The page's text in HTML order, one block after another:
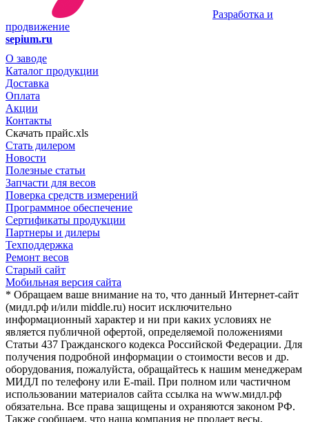
Разработка и
продвижение
sepium.ru
О заводе
Каталог продукции
Доставка
Оплата
Акции
Контакты
Скачать прайс.xls
Стать дилером
Новости
Полезные статьи
Запчасти для весов
Поверка средств измерений
Программное обеспечение
Сертификаты продукции
Партнеры и дилеры
Техподдержка
Ремонт весов
Старый сайт
Мобильная версия сайта
* Обращаем ваше внимание на то, что данный Интернет-сайт
(мидл.рф и/или middle.ru) носит исключительно
информационный характер и ни при каких условиях не
является публичной офертой, определяемой положениями
Статьи 437 Гражданского кодекса Российской Федерации. Для
получения подробной информации о стоимости весов и др.
оборудования, пожалуйста, обращайтесь к нашим менеджерам
МИДЛ по телефону или E-mail. При полном или частичном
использовании материалов сайта ссылка на www.мидл.рф
обязательна. Все права защищены и охраняются законом РФ.
Также сообщаем, что наша компания не продает весы,